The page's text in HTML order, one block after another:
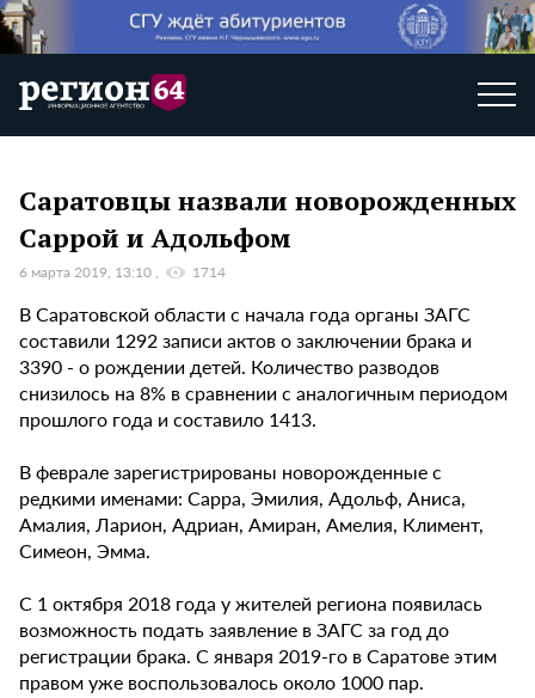
Саратовцы назвали новорожденных
Саррой и Адольфом
6 марта 2019, 13:10 1714
В Саратовской области с начала года органы ЗАГС
составили 1292 записи актов о заключении брака и
3390 - о рождении детей. Количество разводов
снизилось на 8% в сравнении с аналогичным периодом
прошлого года и составило 1413.
В феврале зарегистрированы новорожденные с
редкими именами: Сарра, Эмилия, Адольф, Аниса,
Амалия, Ларион, Адриан, Амиран, Амелия, Климент,
Симеон, Эмма.
С 1 октября 2018 года у жителей региона появилась
возможность подать заявление в ЗАГС за год до
регистрации брака. С января 2019-го в Саратове этим
правом уже воспользовалось около 1000 пар.